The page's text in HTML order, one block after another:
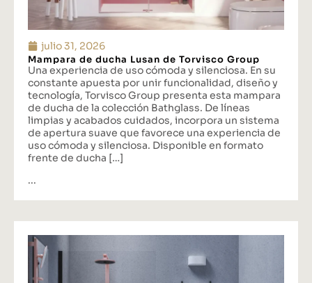
julio 31, 2026
Mampara de ducha Lusan de Torvisco Group
Una experiencia de uso cómoda y silenciosa. En su
constante apuesta por unir funcionalidad, diseño y
tecnología, Torvisco Group presenta esta mampara
de ducha de la colección Bathglass. De líneas
limpias y acabados cuidados, incorpora un sistema
de apertura suave que favorece una experiencia de
uso cómoda y silenciosa. Disponible en formato
frente de ducha […]
...